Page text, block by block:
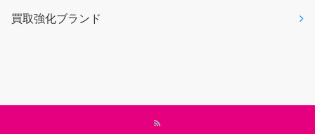
買取強化ブランド